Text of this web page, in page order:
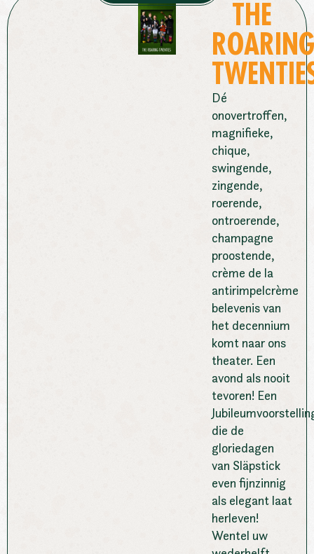
THE
ROARING
Dé
onovertroffen,
magnifieke,
chique,
swingende,
zingende,
roerende,
ontroerende,
champagne
proostende,
crème de la
antirimpelcrème
belevenis van
het decennium
komt naar ons
theater. Een
avond als nooit
tevoren! Een
die de
gloriedagen
van Släpstick
even fijnzinnig
als elegant laat
herleven!
Wentel uw